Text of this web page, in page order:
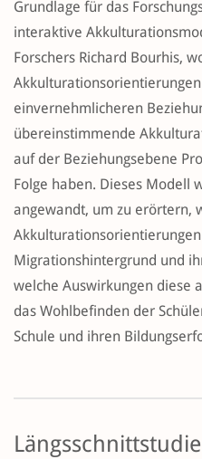
Grundlage für das
interaktive
Forschers Richard Bourhis,
einvernehmlicheren
übereinstimmende
auf der Beziehungsebene
Folge haben. Dieses Modell
angewandt, um zu erörtern,
Migrationshintergrund und
welche Auswirkungen diese
das Wohlbefinden der
Schule und ihren
Längsschnittstudie